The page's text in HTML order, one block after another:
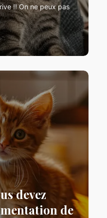
!! On ne peux pas
devez
de